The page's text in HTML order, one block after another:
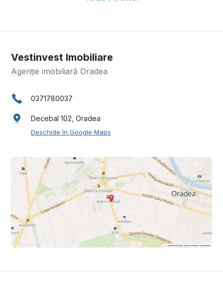
Vestinvest Imobiliare
Agenție imobiliară Oradea
0371780037
Decebal 102, Oradea
Deschide în Google Maps